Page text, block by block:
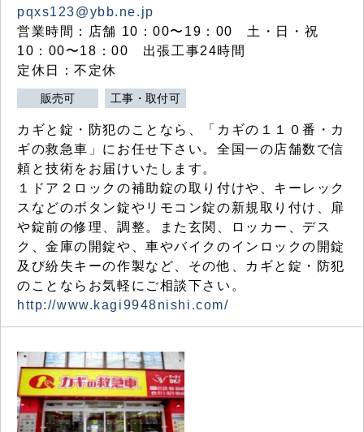
pqxs123@ybb.ne.jp
営業時間：店舗 10：00〜19：00 土・日・祝
10：00〜18：00 出張工事24時間
定休日：不定休
販売可 工事・取付可
カギと錠・防犯のことなら、「カギの１１０番・カ
ギの救急車」にお任せ下さい。全国一の店舗数で信
頼と技術をお届けいたします。
１ドア２ロックの補助錠の取り付けや、キーレック
スなどのボタン錠やリモコン錠の新規取り付け、扉
や錠前の修理、調整。また玄関、ロッカー、デス
ク、金庫の開錠や、車やバイクのインロックの開錠
及び紛失キーの作製など、その他、カギと錠・防犯
のことならお気軽にご相談下さい。
http://www.kagi9948nishi.com/